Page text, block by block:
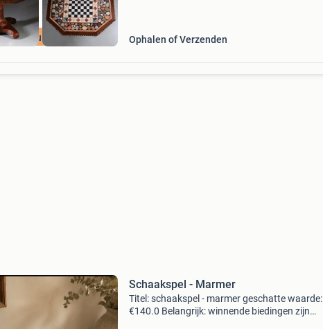
Bekijk nu de SALE Ophalen of Verzenden
Schaakspel - Marmer
Titel: schaakspel - marmer geschatte waarde:
€140.0 Belangrijk: winnende biedingen zijn